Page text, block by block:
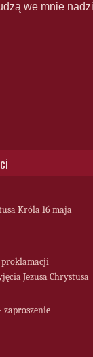
we mnie
Króla 16 maja
proklamacji
Jezusa Chrystusa